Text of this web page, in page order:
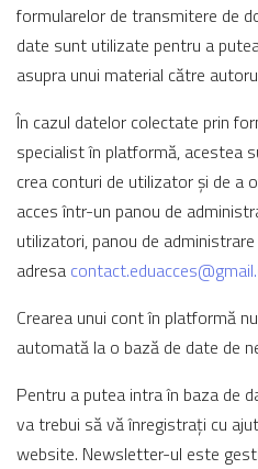
formularelor de transmitere de
date sunt utilizate pentru a
asupra unui material către
În cazul datelor colectate prin
specialist în platformă, acestea
crea conturi de utilizator și de a
acces într-un panou de
utilizatori, panou de
adresa
Crearea unui cont în platformă
automată la o bază de date de
Pentru a putea intra în baza de
va trebui să vă înregistrați cu
website. Newsletter-ul este